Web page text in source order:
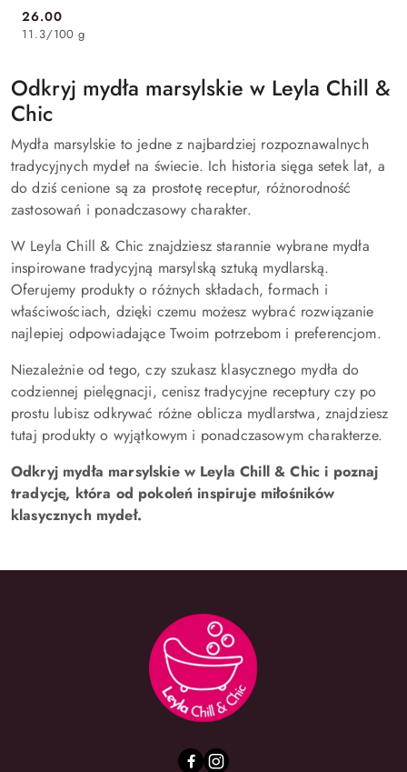
Cena:
26.00
11.3/100 g
Odkryj mydła marsylskie w Leyla Chill &
Chic
Mydła marsylskie to jedne z najbardziej rozpoznawalnych
tradycyjnych mydeł na świecie. Ich historia sięga setek lat, a
do dziś cenione są za prostotę receptur, różnorodność
zastosowań i ponadczasowy charakter.
W Leyla Chill & Chic znajdziesz starannie wybrane mydła
inspirowane tradycyjną marsylską sztuką mydlarską.
Oferujemy produkty o różnych składach, formach i
właściwościach, dzięki czemu możesz wybrać rozwiązanie
najlepiej odpowiadające Twoim potrzebom i preferencjom.
Niezależnie od tego, czy szukasz klasycznego mydła do
codziennej pielęgnacji, cenisz tradycyjne receptury czy po
prostu lubisz odkrywać różne oblicza mydlarstwa, znajdziesz
tutaj produkty o wyjątkowym i ponadczasowym charakterze.
Odkryj mydła marsylskie w Leyla Chill & Chic i poznaj
tradycję, która od pokoleń inspiruje miłośników
klasycznych mydeł.